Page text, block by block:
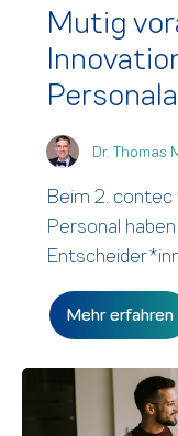
Mutig
Dr. Thomas
Beim 2.
Personal
Mehr erfahren